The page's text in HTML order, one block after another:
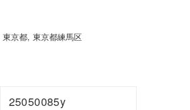
東京都 東京都練馬区
25050085y